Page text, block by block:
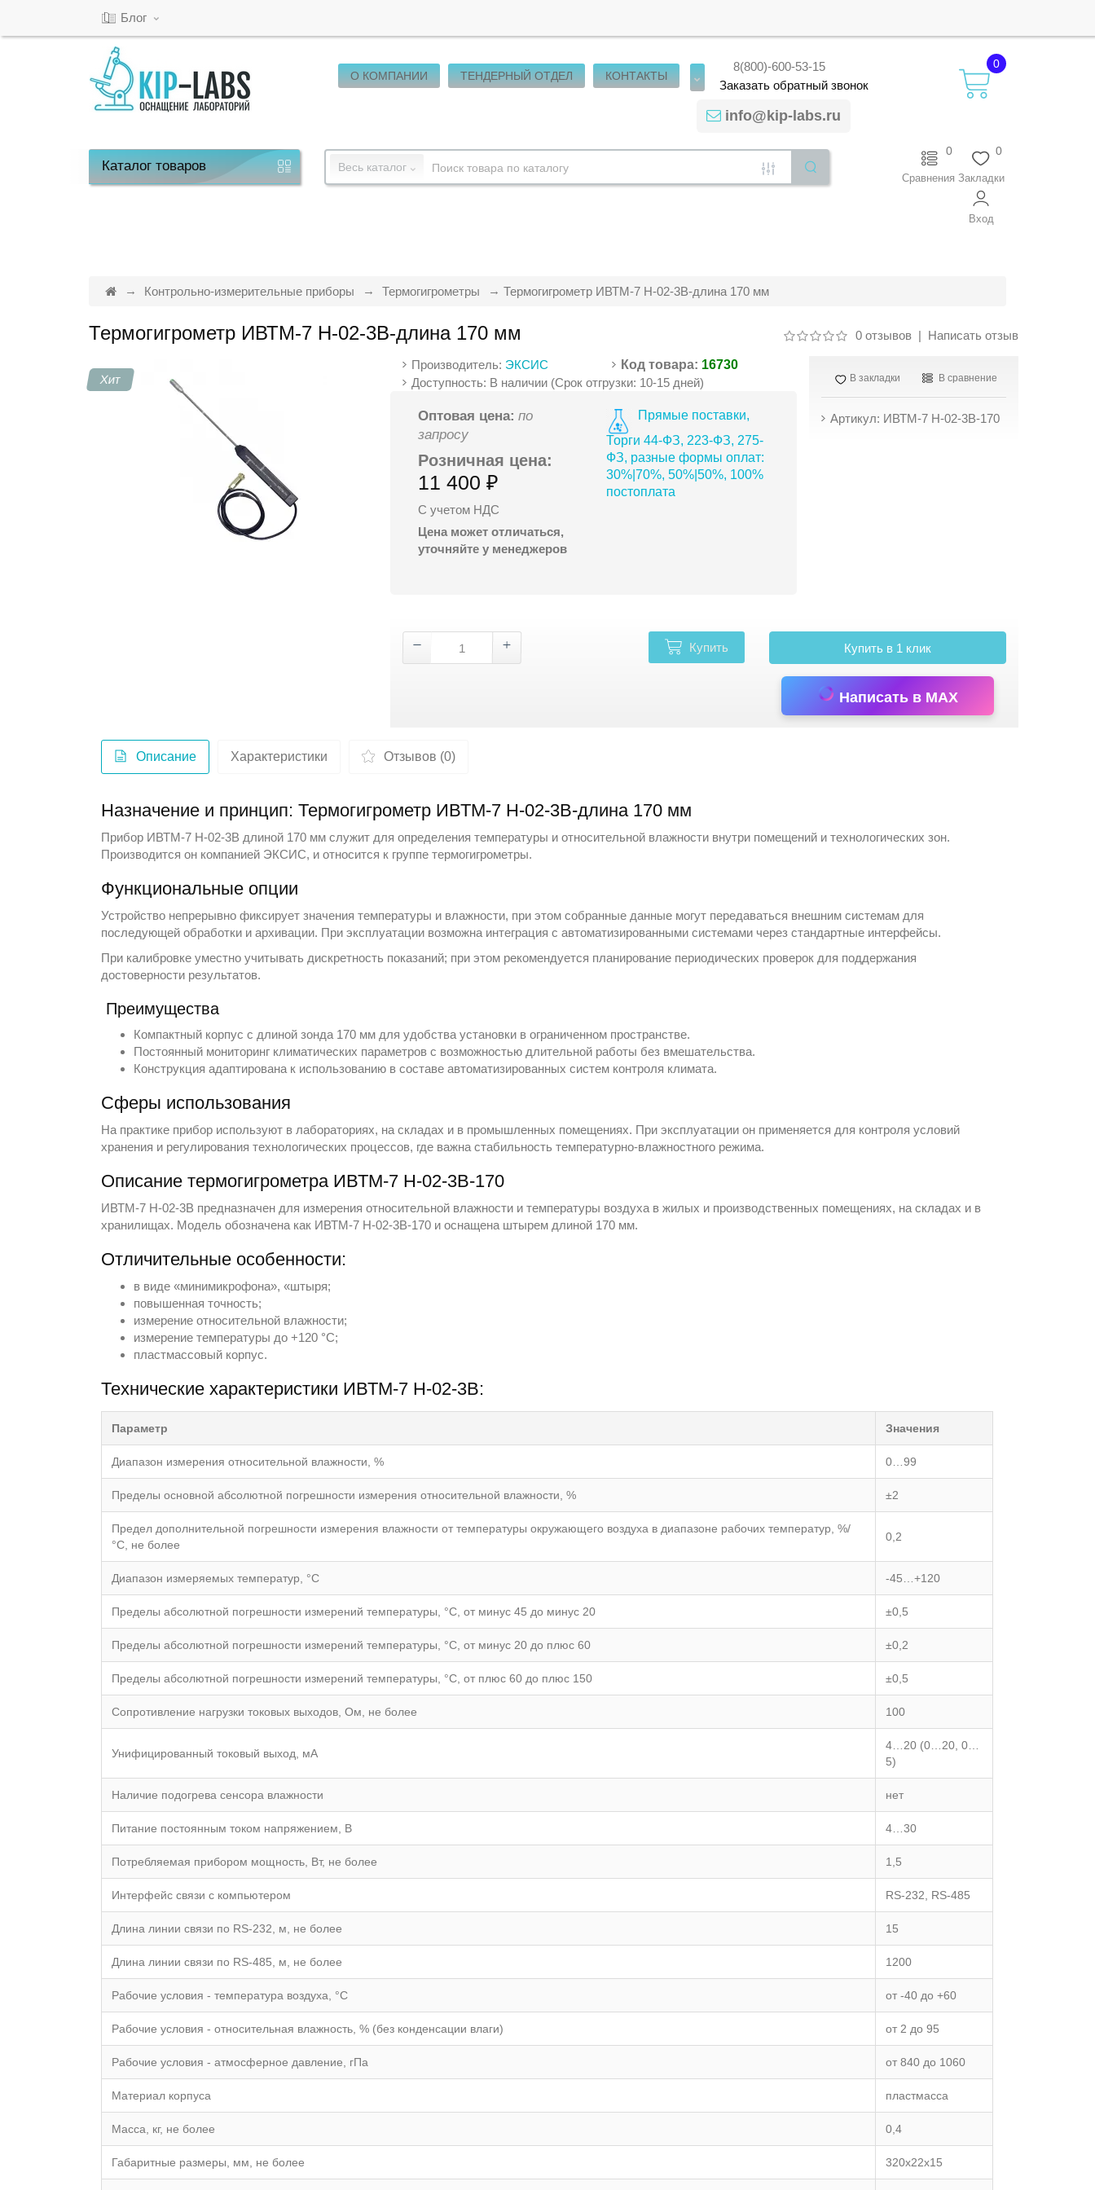
Блог
О КОМПАНИИ ТЕНДЕРНЫЙ ОТДЕЛ КОНТАКТЫ
8(800)-600-53-15
Заказатьобратныйзвонок
info@kip-labs.ru
0
Каталогтоваров Весь каталог
0
Закладки
0
Сравнения
Вход
Контрольно-измерительные приборы Термогигрометры Термогигрометр ИВТМ-7 Н-02-3В-длина 170 мм
Термогигрометр ИВТМ-7 Н-02-3В-длина 170 мм 0 отзывов| Написать отзыв
Хит
Производитель: ЭКСИС Код товара: 16730
Доступность: В наличии (Срок отгрузки: 10-15 дней)
Оптовая цена: по
запросу
Розничная цена:
11 400 ₽
С учетом НДС
Цена может отличаться,
уточняйте у менеджеров
Прямые поставки,
Торги 44-ФЗ, 223-ФЗ, 275-
ФЗ, разные формы оплат:
30%|70%, 50%|50%, 100%
постоплата
В закладки В сравнение
Артикул: ИВТМ-7 Н-02-3В-170
Купить Купить в 1 клик
Написать в MAX
Описание Характеристики Отзывов (0)
Назначение и принцип: Термогигрометр ИВТМ-7 Н-02-3В-длина 170 мм
Прибор ИВТМ-7 Н-02-3В длиной 170 мм служит для определения температуры и относительной влажности внутри помещений и технологических зон.
Производится он компанией ЭКСИС, и относится к группетермогигрометры.
Функциональные опции
Устройство непрерывно фиксирует значения температуры и влажности, при этом собранные данные могут передаваться внешним системам для
последующей обработки и архивации. При эксплуатации возможна интеграция с автоматизированными системами через стандартные интерфейсы.
При калибровке уместно учитывать дискретность показаний; при этом рекомендуется планирование периодических проверок для поддержания
достоверности результатов.
Преимущества
Компактный корпус с длиной зонда 170 мм для удобства установки в ограниченном пространстве.
Постоянный мониторинг климатических параметров с возможностью длительной работы без вмешательства.
Конструкция адаптирована к использованию в составе автоматизированных систем контроля климата.
Сферы использования
На практике прибор используют в лабораториях, на складах и в промышленных помещениях. При эксплуатации он применяется для контроля условий
хранения и регулирования технологических процессов, где важна стабильность температурно-влажностного режима.
Описание термогигрометра ИВТМ-7 Н-02-3В-170
ИВТМ-7 Н-02-3В предназначен для измерения относительной влажности и температуры воздуха в жилых и производственных помещениях, на складах и в
хранилищах. Модель обозначена как ИВТМ-7 Н-02-3В-170 и оснащена штырем длиной 170 мм.
Отличительные особенности:
в виде «минимикрофона», «штыря;
повышенная точность;
измерение относительной влажности;
измерение температуры до +120 °С;
пластмассовый корпус.
Технические характеристики ИВТМ-7 Н-02-3В:
Параметр Значения
Диапазон измерения относительной влажности, % 0…99
Пределы основной абсолютной погрешности измерения относительной влажности, % ±2
Предел дополнительной погрешности измерения влажности от температуры окружающего воздуха в диапазоне рабочих температур, %/
°С, не более
0,2
Диапазон измеряемых температур, °С -45…+120
Пределы абсолютной погрешности измерений температуры, °С, от минус 45 до минус 20 ±0,5
Пределы абсолютной погрешности измерений температуры, °С, от минус 20 до плюс 60 ±0,2
Пределы абсолютной погрешности измерений температуры, °С, от плюс 60 до плюс 150 ±0,5
Сопротивление нагрузки токовых выходов, Ом, не более 100
Унифицированный токовый выход, мА
4…20 (0…20, 0…
5)
Наличие подогрева сенсора влажности нет
Питание постоянным током напряжением, В 4…30
Потребляемая прибором мощность, Вт, не более 1,5
Интерфейс связи с компьютером RS-232, RS-485
Длина линии связи по RS-232, м, не более 15
Длина линии связи по RS-485, м, не более 1200
Рабочие условия - температура воздуха, °С от -40 до +60
Рабочие условия - относительная влажность, % (без конденсации влаги) от 2 до 95
Рабочие условия - атмосферное давление, гПа от 840 до 1060
Материал корпуса пластмасса
Масса, кг, не более 0,4
Габаритные размеры, мм, не более 320х22х15